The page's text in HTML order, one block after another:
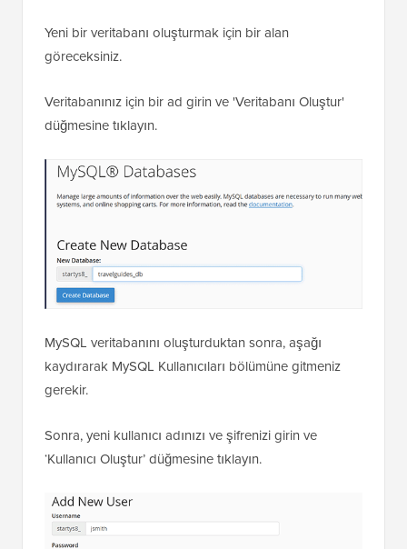
Yeni bir veritabanı oluşturmak için bir alan
göreceksiniz.
Veritabanınız için bir ad girin ve 'Veritabanı Oluştur'
düğmesine tıklayın.
MySQL veritabanını oluşturduktan sonra, aşağı
kaydırarak MySQL Kullanıcıları bölümüne gitmeniz
gerekir.
Sonra, yeni kullanıcı adınızı ve şifrenizi girin ve
‘Kullanıcı Oluştur’ düğmesine tıklayın.